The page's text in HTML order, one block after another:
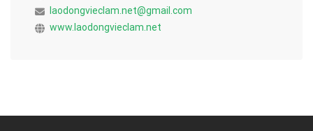
laodongvieclam.net@gmail.com
www.laodongvieclam.net